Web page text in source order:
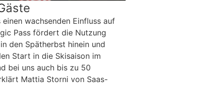
wachsenden Einfluss auf
Pass fördert die Nutzung
den Spätherbst hinein und
Start in die Skisaison im
bei uns auch bis zu 50
Mattia Storni von Saas-